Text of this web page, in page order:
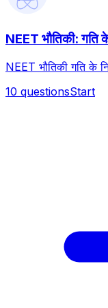
NEET भौतिकी: गति
NEET भौतिकी गति के
10 questionsStart